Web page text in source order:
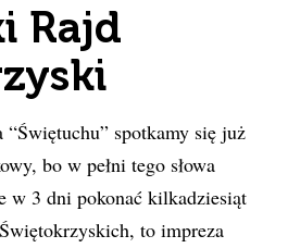
Rajd
spotkamy się już
bo w pełni tego słowa
w 3 dni pokonać kilkadziesiąt
to impreza